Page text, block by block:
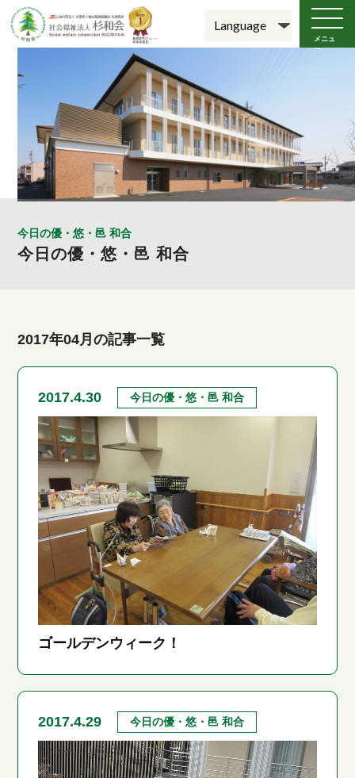
メニュ
ー
今日の優・悠・邑 和合
今日の優・悠・邑 和合
2017年04月の記事一覧
2017.4.30 今日の優・悠・邑 和合
ゴールデンウィーク！
2017.4.29 今日の優・悠・邑 和合